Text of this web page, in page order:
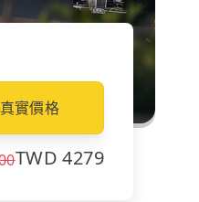
實價格
TWD4279